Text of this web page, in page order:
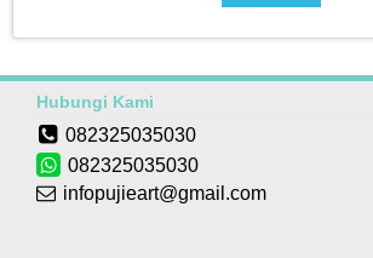
Hubungi Kami
082325035030
082325035030
infopujieart@gmail.com